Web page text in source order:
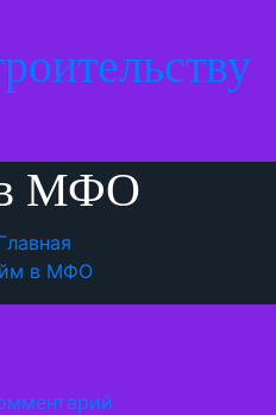
МФО
в МФО